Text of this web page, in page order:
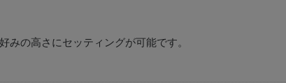
の高さにセッティングが可能です。